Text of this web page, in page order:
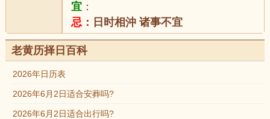
宜 ：
忌 ：日时相沖 诸事不宜
老黄历择日百科
2026年日历表
2026年6月2日适合安葬吗?
2026年6月2日适合出行吗?